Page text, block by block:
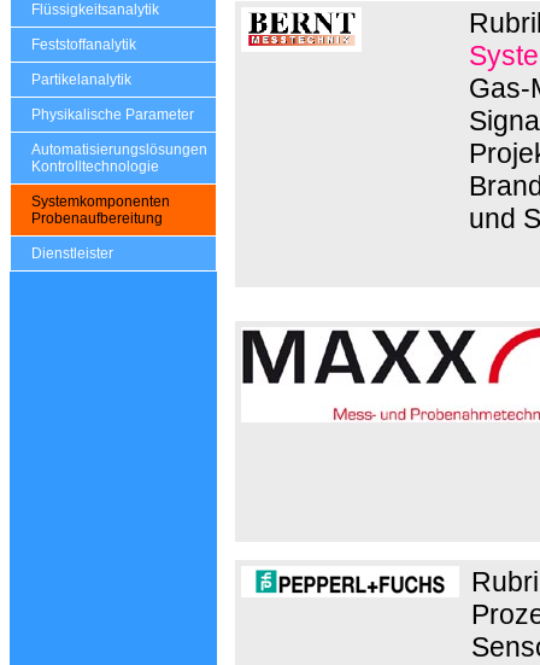
Flüssigkeitsanalytik
Feststoffanalytik
Partikelanalytik
Physikalische Parameter
Automatisierungslösungen
Kontrolltechnologie
Systemkomponenten
Probenaufbereitung
Dienstleister
Gas-
und